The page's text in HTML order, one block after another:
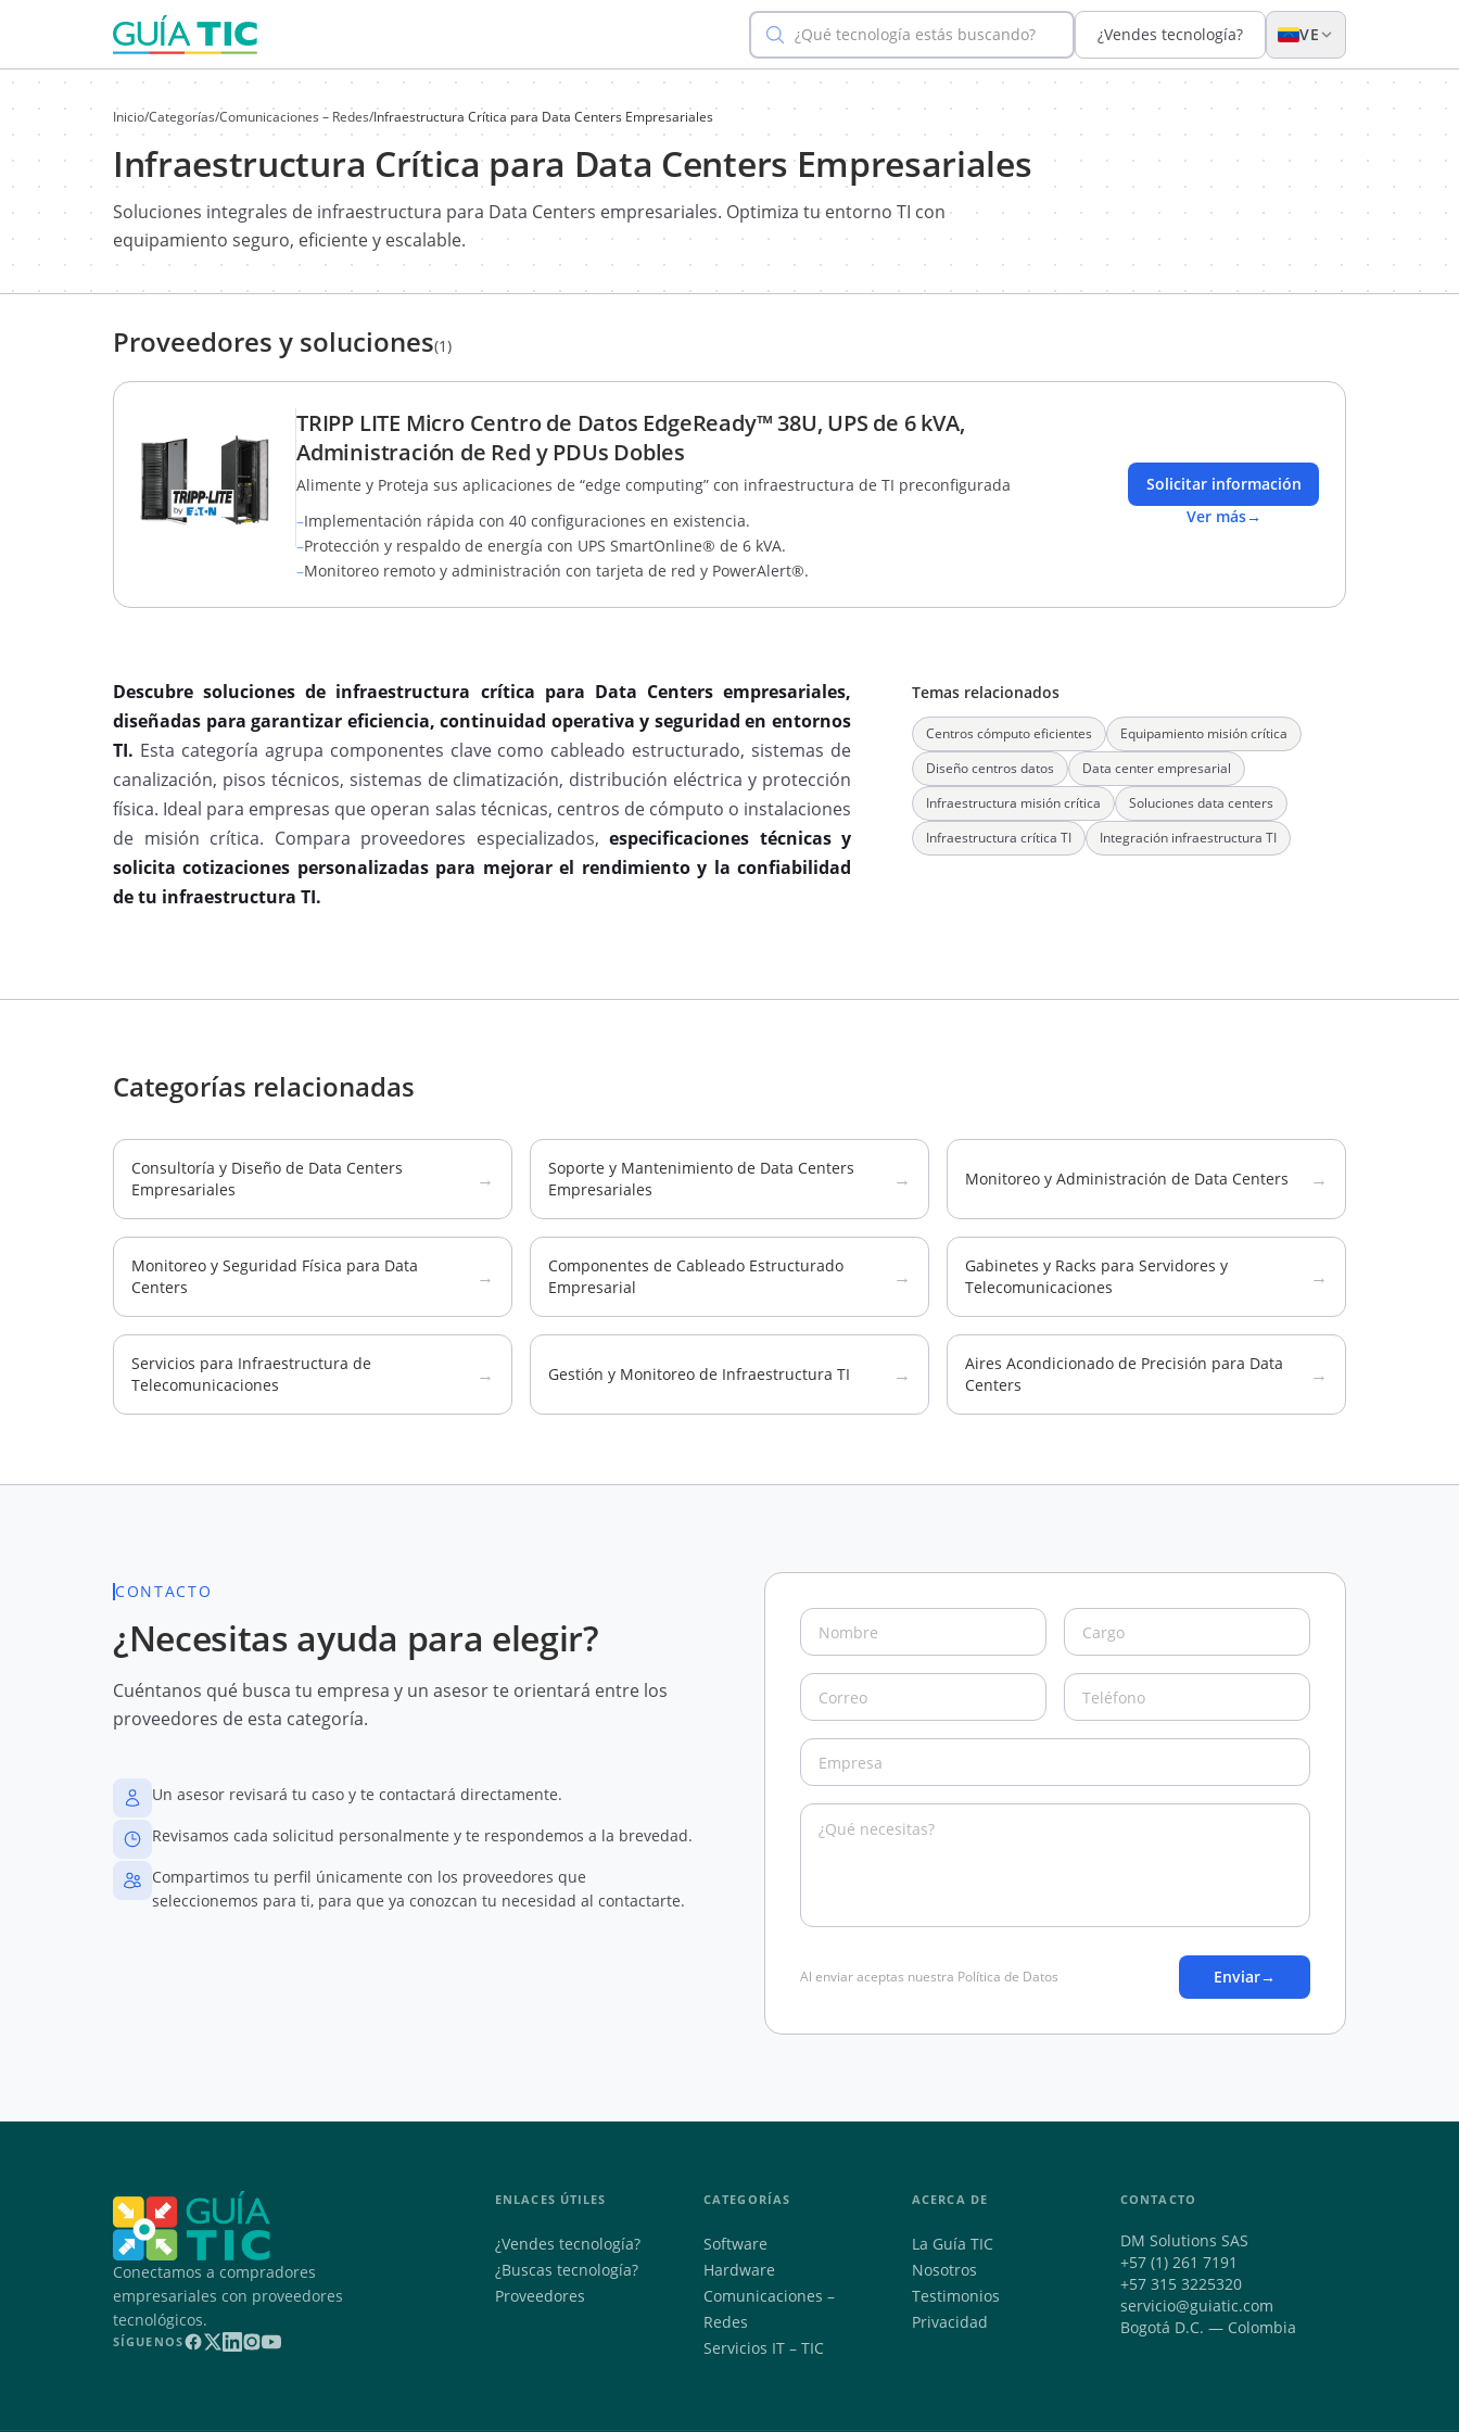
¿Qué tecnología estás buscando? ¿Vendes tecnología? VE
Inicio/Categorías/Comunicaciones – Redes/Infraestructura Crítica para Data Centers Empresariales
Infraestructura Crítica para Data Centers Empresariales
Soluciones integrales de infraestructura para Data Centers empresariales. Optimiza tu entorno TI con
equipamiento seguro, eficiente y escalable.
Proveedores y soluciones(1)
TRIPP LITE Micro Centro de Datos EdgeReady™ 38U, UPS de 6 kVA,
Administración de Red y PDUs Dobles
Alimente y Proteja sus aplicaciones de “edge computing” con infraestructura de TI preconfigurada
–Implementación rápida con 40 configuraciones en existencia.
–Protección y respaldo de energía con UPS SmartOnline® de 6 kVA.
–Monitoreo remoto y administración con tarjeta de red y PowerAlert®.
Solicitar información
Ver más→
Descubre soluciones de infraestructura crítica para Data Centers empresariales,
diseñadas para garantizar eficiencia, continuidad operativa y seguridad en entornos
TI. Esta categoría agrupa componentes clave como cableado estructurado, sistemas de
canalización, pisos técnicos, sistemas de climatización, distribución eléctrica y protección
física. Ideal para empresas que operan salas técnicas, centros de cómputo o instalaciones
de misión crítica. Compara proveedores especializados, especificaciones técnicas y
solicita cotizaciones personalizadas para mejorar el rendimiento y la confiabilidad
de tu infraestructura TI.
Temas relacionados
Centros cómputo eficientes
Equipamiento misión crítica
Diseño centros datos
Data center empresarial
Infraestructura misión crítica
Soluciones data centers
Infraestructura crítica TI
Integración infraestructura TI
Categorías relacionadas
Consultoría y Diseño de Data Centers
Empresariales
→
Soporte y Mantenimiento de Data Centers
Empresariales
→ Monitoreo y Administración de Data Centers →
Monitoreo y Seguridad Física para Data
Centers
→
Componentes de Cableado Estructurado
Empresarial
→
Gabinetes y Racks para Servidores y
Telecomunicaciones
→
Servicios para Infraestructura de
Telecomunicaciones
→ Gestión y Monitoreo de Infraestructura TI →
Aires Acondicionado de Precisión para Data
Centers
→
CONTACTO
¿Necesitas ayuda para elegir?
Cuéntanos qué busca tu empresa y un asesor te orientará entre los
proveedores de esta categoría.
Un asesor revisará tu caso y te contactará directamente.
Revisamos cada solicitud personalmente y te respondemos a la brevedad.
Compartimos tu perfil únicamente con los proveedores que
seleccionemos para ti, para que ya conozcan tu necesidad al contactarte.
Al enviar aceptas nuestra Política de Datos Enviar→
Conectamos a compradores
empresariales con proveedores
tecnológicos.
SÍGUENOS
ENLACES ÚTILES
¿Vendes tecnología?
¿Buscas tecnología?
Proveedores
CATEGORÍAS
Software
Hardware
Comunicaciones –
Redes
Servicios IT – TIC
ACERCA DE
La Guía TIC
Nosotros
Testimonios
Privacidad
CONTACTO
DM Solutions SAS
+57 (1) 261 7191
+57 315 3225320
servicio@guiatic.com
Bogotá D.C. — Colombia